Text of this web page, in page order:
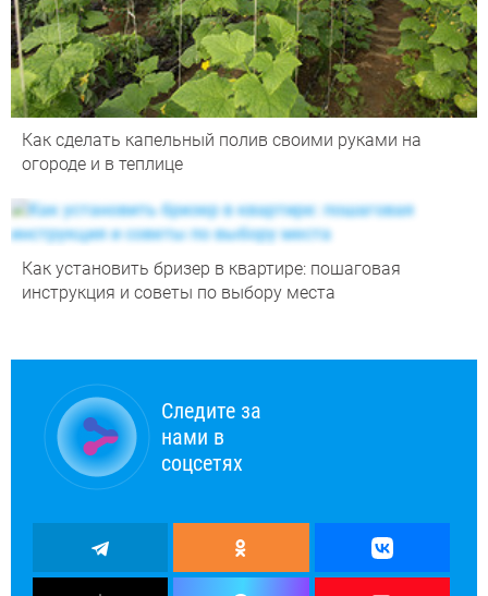
Как сделать капельный полив своими руками на
огороде и в теплице
Как установить бризер в квартире: пошаговая
инструкция и советы по выбору места
Следите за
нами в
соцсетях